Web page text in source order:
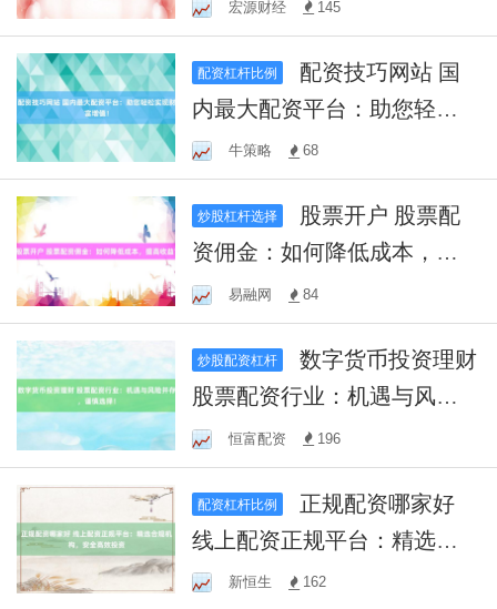
宏源财经 145
配资杠杆比例
内最大配资平台：助您轻松
实现财富增值！
牛策略 68
炒股杠杆选择
资佣金：如何降低成本，提
高收益？
易融网 84
炒股配资杠杆
数字货币投资理财
股票配资行业：机遇与风险
并存，谨慎选择！
恒富配资 196
配资杠杆比例
线上配资正规平台：精选合
规机构，安全高效投资
新恒生 162